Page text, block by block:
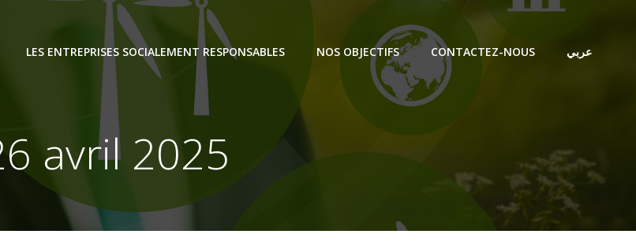
LES ENTREPRISES SOCIALEMENT RESPONSABLES NOS OBJECTIFS CONTACTEZ-NOUS عربي
avril 2025